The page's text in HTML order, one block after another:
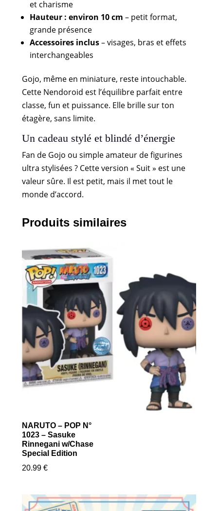
et charisme
Hauteur : environ 10 cm – petit format,
grande présence
Accessoires inclus– visages, bras et effets
interchangeables
Gojo, même en miniature, reste intouchable.
Cette Nendoroid est l’équilibre parfait entre
classe, fun et puissance. Elle brille sur ton
étagère, sans limite.
Un cadeau stylé et blindé d’énergie
Fan de Gojo ou simple amateur de figurines
ultra stylisées ? Cette version « Suit » est une
valeur sûre. Il est petit, mais il met tout le
monde d’accord.
Produits similaires
NARUTO – POP N°
1023 – Sasuke
Rinnegani w/Chase
Special Edition
20.99 €